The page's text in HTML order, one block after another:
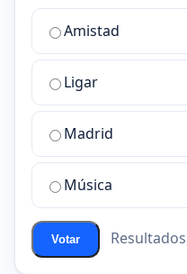
¿Cuál
la
mejor
sala
chat
ChatZona?
Amistad
Ligar
Madrid
Música
Votar Resultados